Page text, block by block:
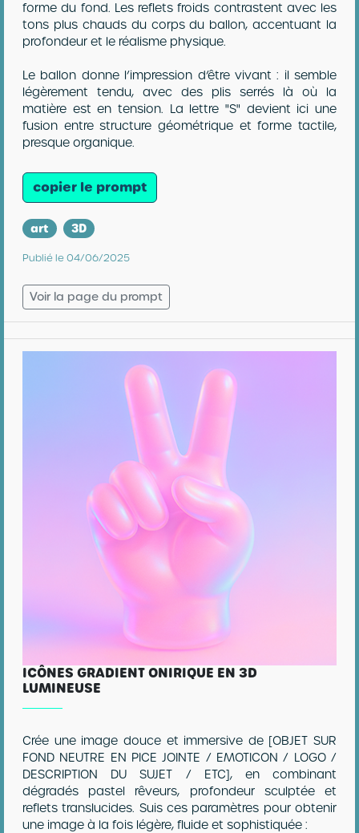
forme du fond. Les reflets froids contrastent avec les
tons plus chauds du corps du ballon, accentuant la
profondeur et le réalisme physique.
Le ballon donne l’impression d’être vivant : il semble
légèrement tendu, avec des plis serrés là où la
matière est en tension. La lettre "S" devient ici une
fusion entre structure géométrique et forme tactile,
presque organique.
copier le prompt
art 3D
Publié le 04/06/2025
Voir la page du prompt
ICÔNES GRADIENT ONIRIQUE EN 3D
LUMINEUSE
Crée une image douce et immersive de [OBJET SUR
FOND NEUTRE EN PICE JOINTE / EMOTICON / LOGO /
DESCRIPTION DU SUJET / ETC], en combinant
dégradés pastel rêveurs, profondeur sculptée et
reflets translucides. Suis ces paramètres pour obtenir
une image à la fois légère, fluide et sophistiquée :